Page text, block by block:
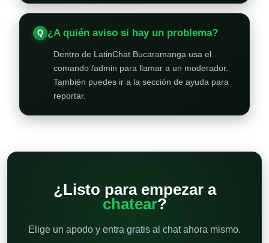
¿A quién aviso si hay un problema?
Dentro de LatinChat Bucaramanga usa el
comando /admin para llamar a un moderador.
También puedes ir a la sección de ayuda para
reportar.
¿Listo para empezar a
chatear?
Elige un apodo y entra gratis al chat ahora mismo.